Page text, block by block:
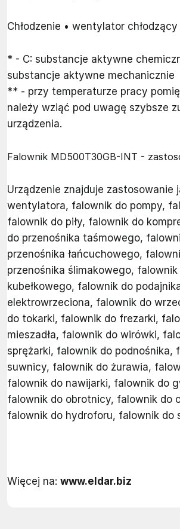
Chłodzenie • wentylator chłodzący
* - C: substancje aktywne
substancje aktywne mechanicznie
** - przy temperaturze pracy
należy wziąć pod uwagę szybsze
urządzenia.
Falownik MD500T30GB-INT -
Urządzenie znajduje zastosowanie
wentylatora, falownik do pompy,
falownik do piły, falownik do
do przenośnika taśmowego,
przenośnika łańcuchowego,
przenośnika ślimakowego,
kubełkowego, falownik do
elektrowrzeciona, falownik do
do tokarki, falownik do frezarki,
mieszadła, falownik do wirówki,
sprężarki, falownik do podnośnika,
suwnicy, falownik do żurawia,
falownik do nawijarki, falownik do
falownik do obrotnicy, falownik do
falownik do hydroforu, falownik do
Więcej na: www.eldar.biz